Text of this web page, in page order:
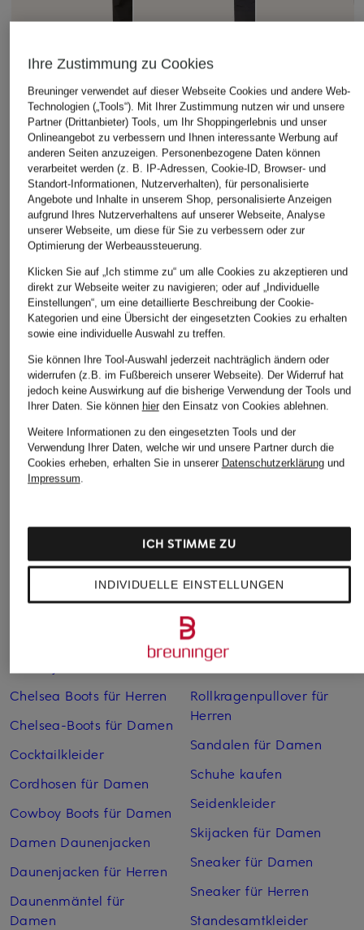
+Aktionsrabatt
THE NORTH FACE
Trekkinghose
EXPLORATION
CARGO
79,99 €
Bestpreis:67,99 €
Ursprünglich:114,99 €
+Aktionsrabatt
me°ru'
Trekkinghose
PARAMONGA
59,99 €
Bestpreis:50,99 €
Ursprünglich:99,95 €
+Aktionsrabatt
MOOSE
Cargohose BRADY
229,99 €
Bestpreis:212,49 €
Ursprünglich:350 €
Weitere Kategorien
Bikinis Damen
Boots für Damen
Chelsea Boots für Herren
Chelsea-Boots für Damen
Cocktailkleider
Cordhosen für Damen
Cowboy Boots für Damen
Damen Daunenjacken
Daunenjacken für Herren
Daunenmäntel für
Damen
Lange Ballkleider
Lederjacken für Damen
Mäntel für Damen
Parkas für Herren
Pullover für Damen
Rollkragenpullover für
Herren
Sandalen für Damen
Schuhe kaufen
Seidenkleider
Skijacken für Damen
Sneaker für Damen
Sneaker für Herren
Standesamtkleider
Ihre Zustimmung zu Cookies
Breuninger verwendet auf dieser Webseite Cookies und andere Web-
Technologien („Tools“). Mit Ihrer Zustimmung nutzen wir und unsere
Partner (Drittanbieter) Tools, um Ihr Shoppingerlebnis und unser
Onlineangebot zu verbessern und Ihnen interessante Werbung auf
anderen Seiten anzuzeigen. Personenbezogene Daten können
verarbeitet werden (z. B. IP-Adressen, Cookie-ID, Browser- und
Standort-Informationen, Nutzerverhalten), für personalisierte
Angebote und Inhalte in unserem Shop, personalisierte Anzeigen
aufgrund Ihres Nutzerverhaltens auf unserer Webseite, Analyse
unserer Webseite, um diese für Sie zu verbessern oder zur
Optimierung der Werbeaussteuerung.
Klicken Sie auf „Ich stimme zu“ um alle Cookies zu akzeptieren und
direkt zur Webseite weiter zu navigieren; oder auf „Individuelle
Einstellungen“, um eine detaillierte Beschreibung der Cookie-
Kategorien und eine Übersicht der eingesetzten Cookies zu erhalten
sowie eine individuelle Auswahl zu treffen.
Sie können Ihre Tool-Auswahl jederzeit nachträglich ändern oder
widerrufen (z.B. im Fußbereich unserer Webseite). Der Widerruf hat
jedoch keine Auswirkung auf die bisherige Verwendung der Tools und
Ihrer Daten. Sie können hierden Einsatz von Cookies ablehnen.
Weitere Informationen zu den eingesetzten Tools und der
Verwendung Ihrer Daten, welche wir und unsere Partner durch die
Cookies erheben, erhalten Sie in unserer Datenschutzerklärungund
Impressum.
INDIVIDUELLE EINSTELLUNGEN
ICH STIMME ZU